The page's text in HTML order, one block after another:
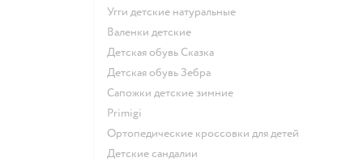
Угги детские натуральные
Валенки детские
Детская обувь Сказка
Детская обувь Зебра
Сапожки детские зимние
Primigi
Ортопедические кроссовки для детей
Детские сандалии